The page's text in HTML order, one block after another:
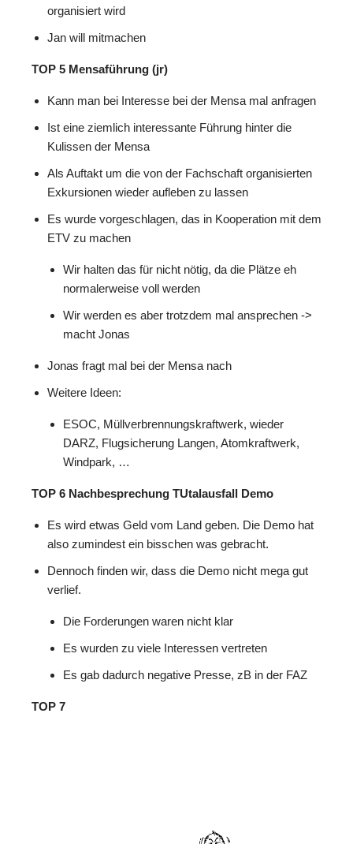
organisiert wird
Jan will mitmachen
TOP 5 Mensaführung (jr)
Kann man bei Interesse bei der Mensa mal anfragen
Ist eine ziemlich interessante Führung hinter die
Kulissen der Mensa
Als Auftakt um die von der Fachschaft organisierten
Exkursionen wieder aufleben zu lassen
Es wurde vorgeschlagen, das in Kooperation mit dem
ETV zu machen
Wir halten das für nicht nötig, da die Plätze eh
normalerweise voll werden
Wir werden es aber trotzdem mal ansprechen ->
macht Jonas
Jonas fragt mal bei der Mensa nach
Weitere Ideen:
ESOC, Müllverbrennungskraftwerk, wieder
DARZ, Flugsicherung Langen, Atomkraftwerk,
Windpark, …
TOP 6 Nachbesprechung TUtalausfall Demo
Es wird etwas Geld vom Land geben. Die Demo hat
also zumindest ein bisschen was gebracht.
Dennoch finden wir, dass die Demo nicht mega gut
verlief.
Die Forderungen waren nicht klar
Es wurden zu viele Interessen vertreten
Es gab dadurch negative Presse, zB in der FAZ
TOP 7